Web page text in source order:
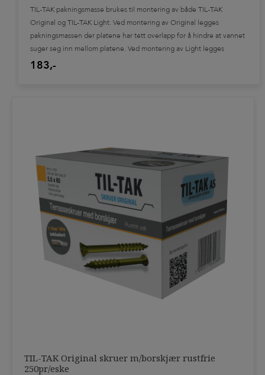
TIL-TAK pakningsmasse brukes til montering av både TIL-TAK
Original og TIL-TAK Light. Ved montering av Original legges
pakningsmassen der platene har tett overlapp for å hindre at vannet
suger seg inn mellom platene. Ved montering av Light legges
pakningsmassen mellom treverket og plastprofilen. Pakningsmassen
183,-
TIL-TAK Original skruer m/borskjær rustfrie
250pr/eske